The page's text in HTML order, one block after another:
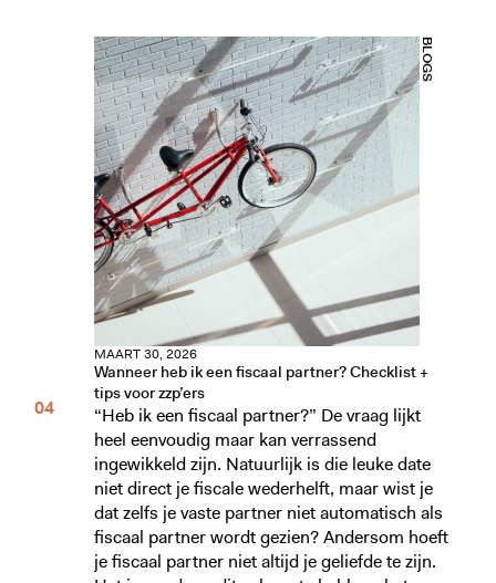
BLOGS
MAART 30, 2026
Wanneer heb ik een fiscaal partner? Checklist +
tips voor zzp’ers
“Heb ik een fiscaal partner?” De vraag lijkt
heel eenvoudig maar kan verrassend
ingewikkeld zijn. Natuurlijk is die leuke date
niet direct je fiscale wederhelft, maar wist je
dat zelfs je vaste partner niet automatisch als
fiscaal partner wordt gezien? Andersom hoeft
je fiscaal partner niet altijd je geliefde te zijn.